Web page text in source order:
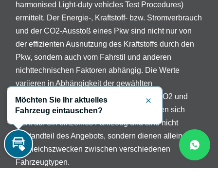
harmonised Light-duty vehicles Test Procedures)
ermittelt. Der Energie-, Kraftstoff- bzw. Stromverbrauch
und der CO2-Ausstoß eines Pkw sind nicht nur von
der effizienten Ausnutzung des Kraftstoffs durch den
Pkw, sondern auch vom Fahrstil und anderen
nichttechnischen Faktoren abhängig. Die Werte
variieren in Abhängigkeit der gewählten
Sonderausstattungen. Beschreibung der CO2 und
Verbrauchsangaben: Die Angaben beziehen sich
nicht auf ein einzelnes Fahrzeug und sind nicht
Bestandteil des Angebots, sondern dienen allein
Vergleichszwecken zwischen verschiedenen
Fahrzeugtypen.
Inzahlungnahme
Möchten Sie Ihr aktuelles
Fahrzeug eintauschen?
Schließen